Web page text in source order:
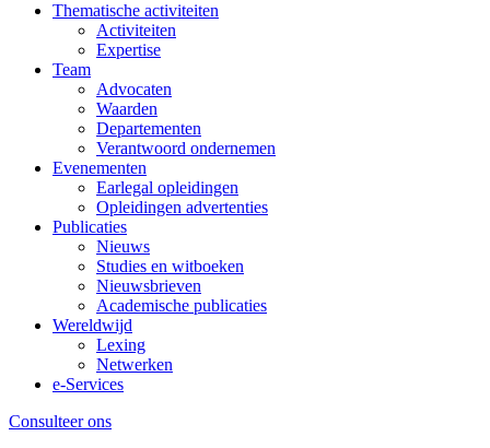
Thematische activiteiten
Activiteiten
Expertise
Team
Advocaten
Waarden
Departementen
Verantwoord ondernemen
Evenementen
Earlegal opleidingen
Opleidingen advertenties
Publicaties
Nieuws
Studies en witboeken
Nieuwsbrieven
Academische publicaties
Wereldwijd
Lexing
Netwerken
e-Services
Consulteer ons